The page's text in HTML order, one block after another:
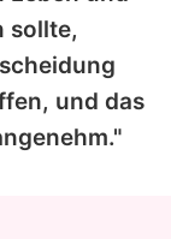
sollte,
und das